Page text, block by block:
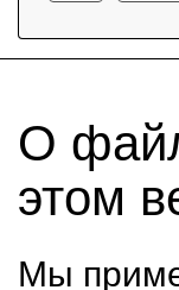
О
этом
Мы